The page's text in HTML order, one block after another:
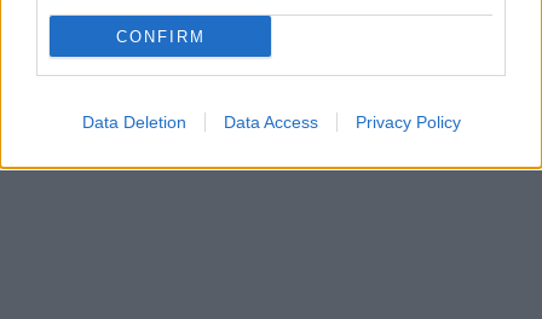
CONFIRM
Data Deletion Data Access Privacy Policy